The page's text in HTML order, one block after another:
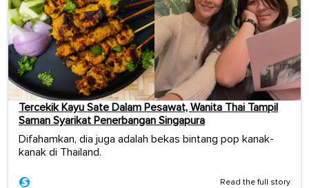
Tercekik Kayu Sate Dalam Pesawat, Wanita Thai Tampil
Saman Syarikat Penerbangan Singapura
Difahamkan, dia juga adalah bekas bintang pop kanak-
kanak di Thailand.
Read the full story